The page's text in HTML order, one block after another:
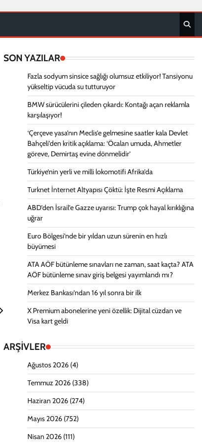
SON YAZILAR
Fazla sodyum sinsice sağlığı olumsuz etkiliyor! Tansiyonu
yükseltip vücuda su tutturuyor
BMW sürücülerini çileden çıkardı: Kontağı açan reklamla
karşılaşıyor!
‘Çerçeve yasa’nın Meclis’e gelmesine saatler kala Devlet
Bahçeli’den kritik açıklama: ‘Öcalan umuda, Ahmetler
göreve, Demirtaş evine dönmelidir’
Türkiye’nin yerli ve milli lokomotifi Afrika’da
Turknet İnternet Altyapısı Çöktü: İşte Resmi Açıklama
ABD’den İsrail’e Gazze uyarısı: Trump çok hayal kırıklığına
uğrar
Euro Bölgesi’nde bir yıldan uzun sürenin en hızlı
büyümesi
ATA AÖF bütünleme sınavları ne zaman, saat kaçta? ATA
AÖF bütünleme sınav giriş belgesi yayımlandı mı?
Merkez Bankası’ndan 16 yıl sonra bir ilk
X Premium abonelerine yeni özellik: Dijital cüzdan ve
Visa kart geldi
ARŞİVLER
Ağustos 2026(4)
Temmuz 2026(338)
Haziran 2026(274)
Mayıs 2026(752)
Nisan 2026(111)